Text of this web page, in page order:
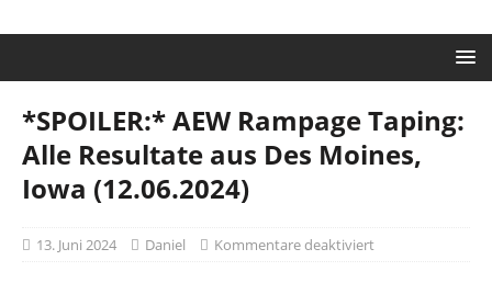
*SPOILER:* AEW Rampage Taping:
Alle Resultate aus Des Moines,
Iowa (12.06.2024)
13. Juni 2024 Daniel Kommentare deaktiviert